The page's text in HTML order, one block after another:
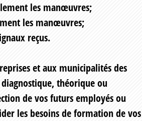
les manœuvres;
les manœuvres;
reçus.
et aux municipalités des
diagnostique, théorique ou
de vos futurs employés ou
les besoins de formation de vos